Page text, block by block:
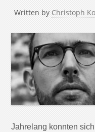
Written by Christoph
Jahrelang konnten